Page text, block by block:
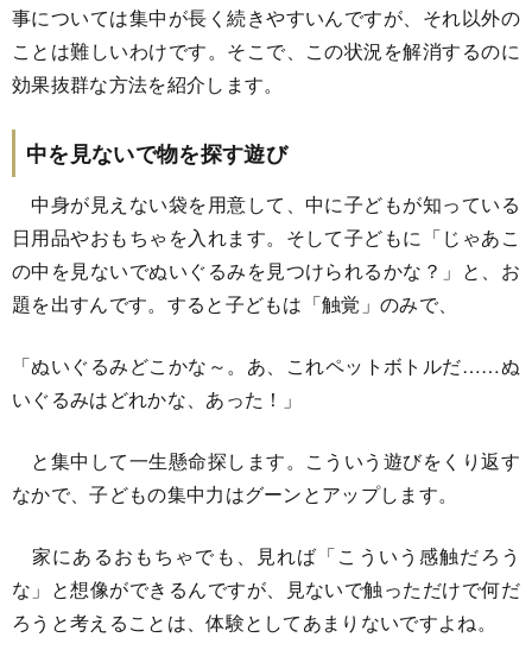
事については集中が長く続きやすいんですが、それ以外の
ことは難しいわけです。そこで、この状況を解消するのに
効果抜群な方法を紹介します。
中を見ないで物を探す遊び
中身が見えない袋を用意して、中に子どもが知っている
日用品やおもちゃを入れます。そして子どもに「じゃあこ
の中を見ないでぬいぐるみを見つけられるかな？」と、お
題を出すんです。すると子どもは「触覚」のみで、
「ぬいぐるみどこかな～。あ、これペットボトルだ……ぬ
いぐるみはどれかな、あった！」
と集中して一生懸命探します。こういう遊びをくり返す
なかで、子どもの集中力はグーンとアップします。
家にあるおもちゃでも、見れば「こういう感触だろう
な」と想像ができるんですが、見ないで触っただけで何だ
ろうと考えることは、体験としてあまりないですよね。